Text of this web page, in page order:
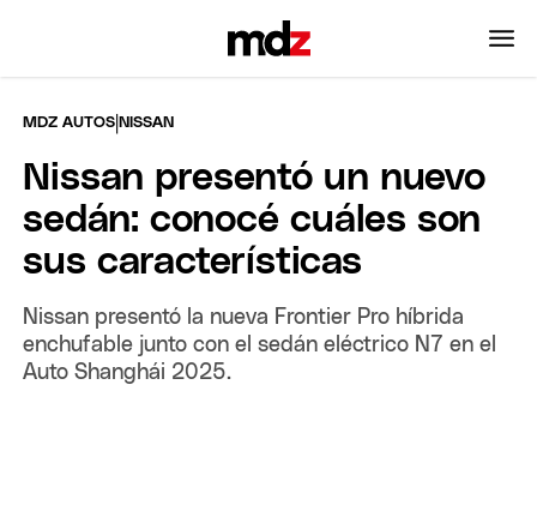
MDZ AUTOS |NISSAN
Nissan presentó un nuevo
sedán: conocé cuáles son
sus características
Nissan presentó la nueva Frontier Pro híbrida
enchufable junto con el sedán eléctrico N7 en el
Auto Shanghái 2025.